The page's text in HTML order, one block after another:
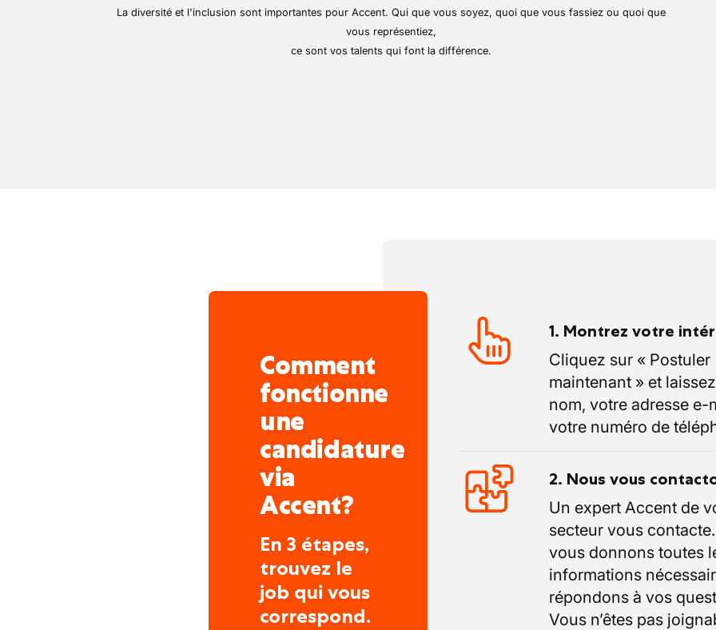
Grâce à son expertise reconnue et à des installations de
production modernes, l'entreprise collabore avec les plus grands
acteurs internationaux de l'aérospatial. L'innovation, la qualité et
La diversité et l'inclusion sont importantes pour Accent. Qui que vous soyez, quoi que vous fassiez ou quoi que
vous représentiez,
ce sont vos talents qui font la différence.
Comment
fonctionne
une
candidature
via
Accent?
En 3 étapes,
trouvez le
job qui vous
correspond.
1. Montrez votre
Cliquez sur « Postuler
maintenant » et
nom, votre adresse e-
votre numéro de
2. Nous vous
Un expert Accent de
secteur vous
vous donnons toutes
informations
répondons à vos
Vous n’êtes pas